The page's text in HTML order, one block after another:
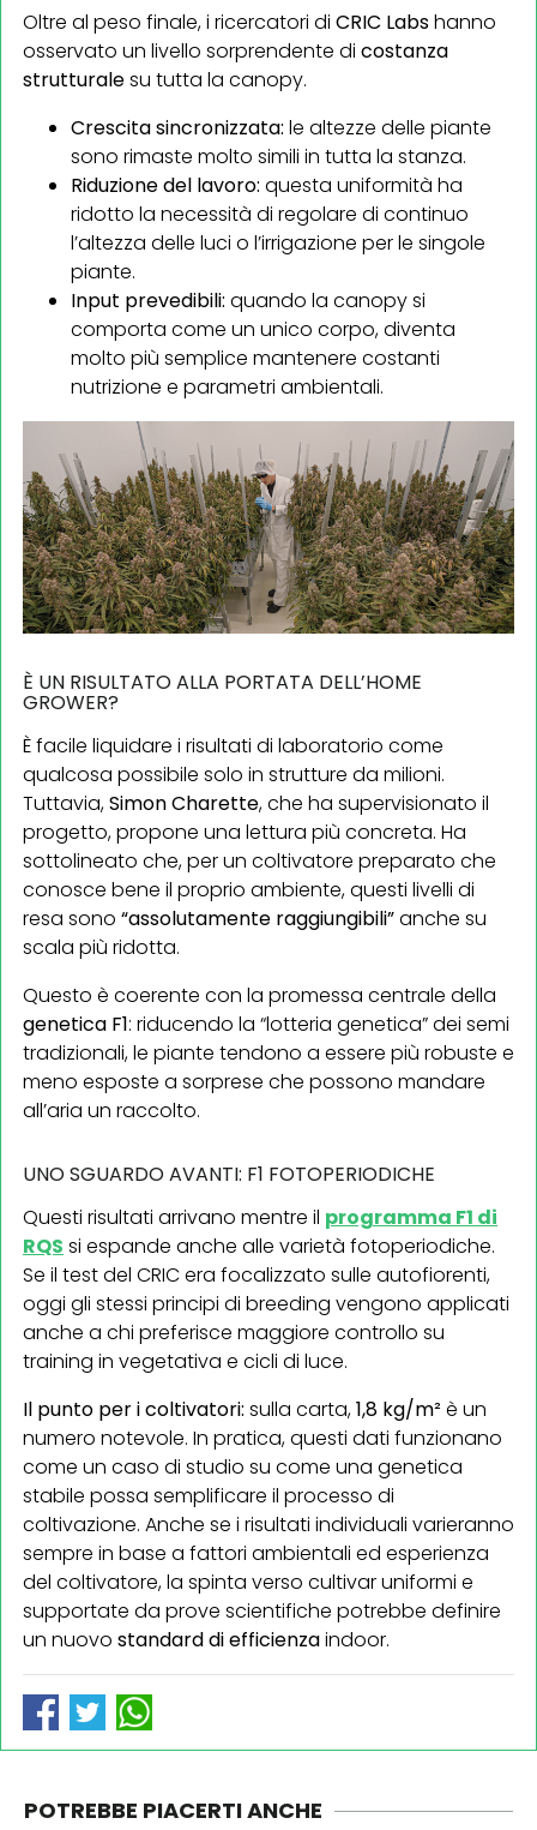
Oltre al peso finale, i ricercatori di CRIC Labshanno
osservato un livello sorprendente di costanza
strutturalesu tutta la canopy.
Crescita sincronizzata: le altezze delle piante
sono rimaste molto simili in tutta la stanza.
Riduzione del lavoro: questa uniformità ha
ridotto la necessità di regolare di continuo
l’altezza delle luci o l’irrigazione per le singole
piante.
Input prevedibili: quando la canopy si
comporta come un unico corpo, diventa
molto più semplice mantenere costanti
nutrizione e parametri ambientali.
È UN RISULTATO ALLA PORTATA DELL’HOME
GROWER?
È facile liquidare i risultati di laboratorio come
qualcosa possibile solo in strutture da milioni.
Tuttavia,Simon Charette, che ha supervisionato il
progetto, propone una lettura più concreta. Ha
sottolineato che, per un coltivatore preparato che
conosce bene il proprio ambiente, questi livelli di
resa sono “assolutamente raggiungibili”anche su
scala più ridotta.
Questo è coerente con la promessa centrale della
genetica F1: riducendo la “lotteria genetica” dei semi
tradizionali, le piante tendono a essere più robuste e
meno esposte a sorprese che possono mandare
all’aria un raccolto.
UNO SGUARDO AVANTI: F1 FOTOPERIODICHE
Questi risultati arrivano mentre il programma F1 di
RQS si espande anche alle varietà fotoperiodiche.
Se il test del CRIC era focalizzato sulle autofiorenti,
oggi gli stessi principi di breeding vengono applicati
anche a chi preferisce maggiore controllo su
training in vegetativa e cicli di luce.
Il punto per i coltivatori: sulla carta,1,8 kg/m² è un
numero notevole. In pratica, questi dati funzionano
come un caso di studio su come una genetica
stabile possa semplificare il processo di
coltivazione. Anche se i risultati individuali varieranno
sempre in base a fattori ambientali ed esperienza
del coltivatore, la spinta verso cultivar uniformi e
supportate da prove scientifiche potrebbe definire
un nuovo standard di efficienzaindoor.
POTREBBE PIACERTI ANCHE